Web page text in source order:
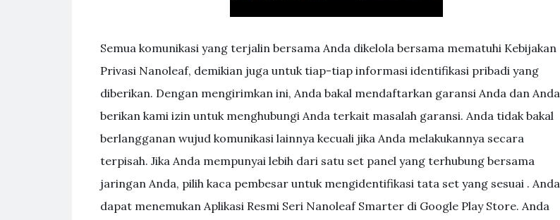
Semua komunikasi yang terjalin bersama Anda dikelola bersama mematuhi Kebijakan
Privasi Nanoleaf, demikian juga untuk tiap-tiap informasi identifikasi pribadi yang
diberikan. Dengan mengirimkan ini, Anda bakal mendaftarkan garansi Anda dan Anda
berikan kami izin untuk menghubungi Anda terkait masalah garansi. Anda tidak bakal
berlangganan wujud komunikasi lainnya kecuali jika Anda melakukannya secara
terpisah. Jika Anda mempunyai lebih dari satu set panel yang terhubung bersama
jaringan Anda, pilih kaca pembesar untuk mengidentifikasi tata set yang sesuai . Anda
dapat menemukan Aplikasi Resmi Seri Nanoleaf Smarter di Google Play Store. Anda